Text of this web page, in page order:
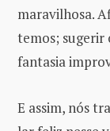
maravilhosa.
temos; sugerir
fantasia
E assim, nós